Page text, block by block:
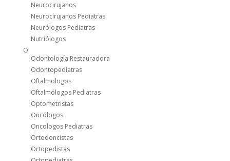
Neurocirujanos
Neurocirujanos Pediatras
Neurólogos Pediatras
Nutriólogos
O
Odontología Restauradora
Odontopediatras
Oftalmologos
Oftalmólogos Pediatras
Optometristas
Oncólogos
Oncologos Pediatras
Ortodoncistas
Ortopedistas